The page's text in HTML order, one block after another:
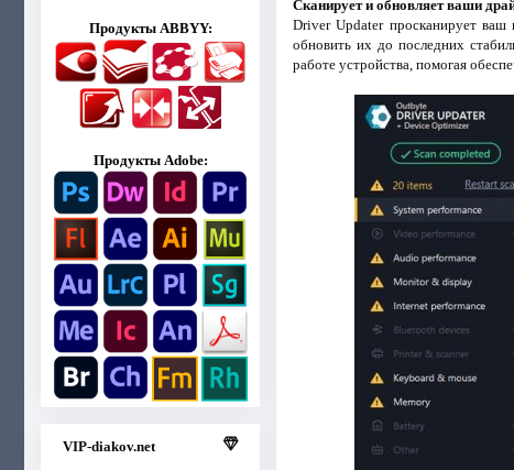
Продукты ABBYY:
Продукты Adobe:
VIP-diakov.net
Сканирует и обновляет ваши
Driver Updater просканирует ваш
обновить их до последних
работе устройства, помогая